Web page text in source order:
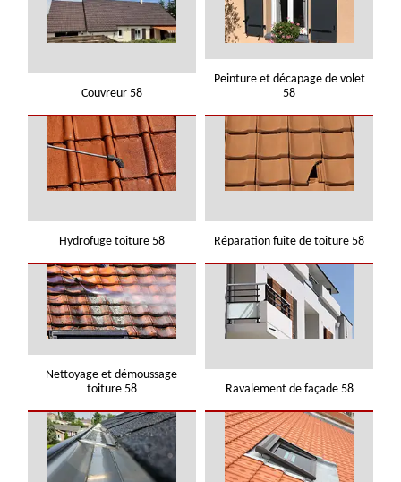
Couvreur 58
Peinture et décapage de volet
58
Hydrofuge toiture 58 Réparation fuite de toiture 58
Nettoyage et démoussage
toiture 58
Ravalement de façade 58